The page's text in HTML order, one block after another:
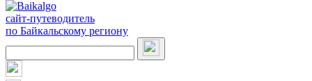
сайт-путеводитель
по Байкальскому региону